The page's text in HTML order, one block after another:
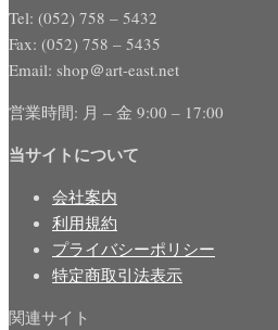
Tel: (052) 758 – 5432
Fax: (052) 758 – 5435
Email: shop＠art-east.net
営業時間: 月 – 金 9:00 – 17:00
当サイトについて
会社案内
利用規約
プライバシーポリシー
特定商取引法表示
関連サイト